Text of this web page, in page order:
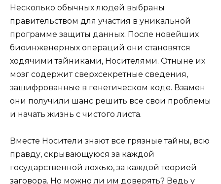
Несколько обычных людей выбраны
правительством для участия в уникальной
программе защиты данных. После новейших
биоинженерных операций они становятся
ходячими тайниками, Носителями. Отныне их
мозг содержит сверхсекретные сведения,
зашифрованные в генетическом коде. Взамен
они получили шанс решить все свои проблемы
и начать жизнь с чистого листа.
Вместе Носители знают все грязные тайны, всю
правду, скрывающуюся за каждой
государственной ложью, за каждой теорией
заговора. Но можно ли им доверять? Ведь у